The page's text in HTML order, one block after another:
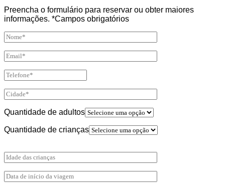
Preencha o formulário para reservar ou obter maiores
informações. *Campos obrigatórios
Quantidade de adultos
Quantidade de crianças